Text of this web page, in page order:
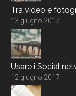
Tra video e
13 giugno 2017
Usare i Social
12 giugno 2017